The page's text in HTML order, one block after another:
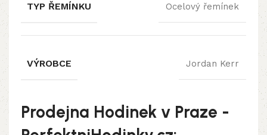
TYP ŘEMÍNKU Ocelový řemínek
VÝROBCE Jordan Kerr
Prodejna Hodinek v Praze -